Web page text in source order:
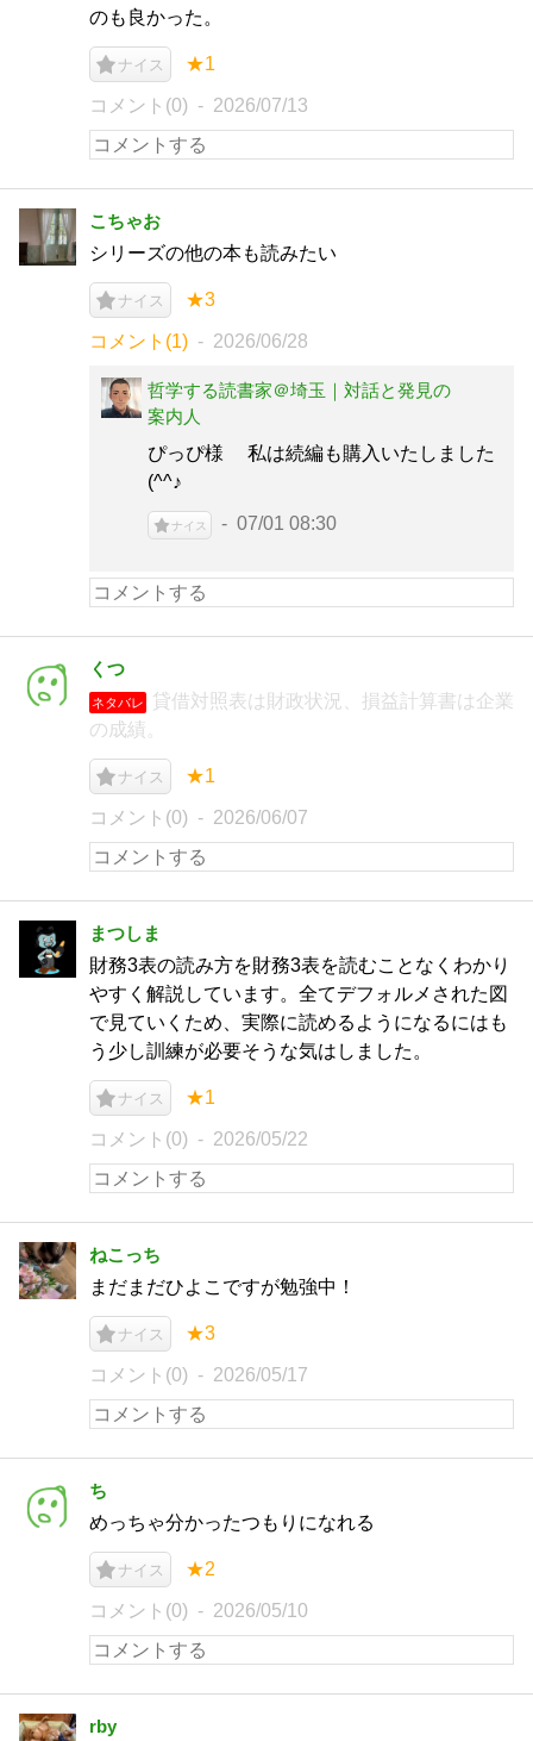
のも良かった。
ナイス ★1
コメント(0) 2026/07/13
こちゃお
シリーズの他の本も読みたい
ナイス ★3
コメント(1) 2026/06/28
哲学する読書家＠埼玉｜対話と発見の
案内人
ぴっぴ様 私は続編も購入いたしました
(^^♪
ナイス 07/01 08:30
くつ
ネタバレ
貸借対照表は財政状況、損益計算書は企業
の成績。
ナイス ★1
コメント(0) 2026/06/07
まつしま
財務3表の読み方を財務3表を読むことなくわかり
やすく解説しています。全てデフォルメされた図
で見ていくため、実際に読めるようになるにはも
う少し訓練が必要そうな気はしました。
ナイス ★1
コメント(0) 2026/05/22
ねこっち
まだまだひよこですが勉強中！
ナイス ★3
コメント(0) 2026/05/17
ち
めっちゃ分かったつもりになれる
ナイス ★2
コメント(0) 2026/05/10
rby